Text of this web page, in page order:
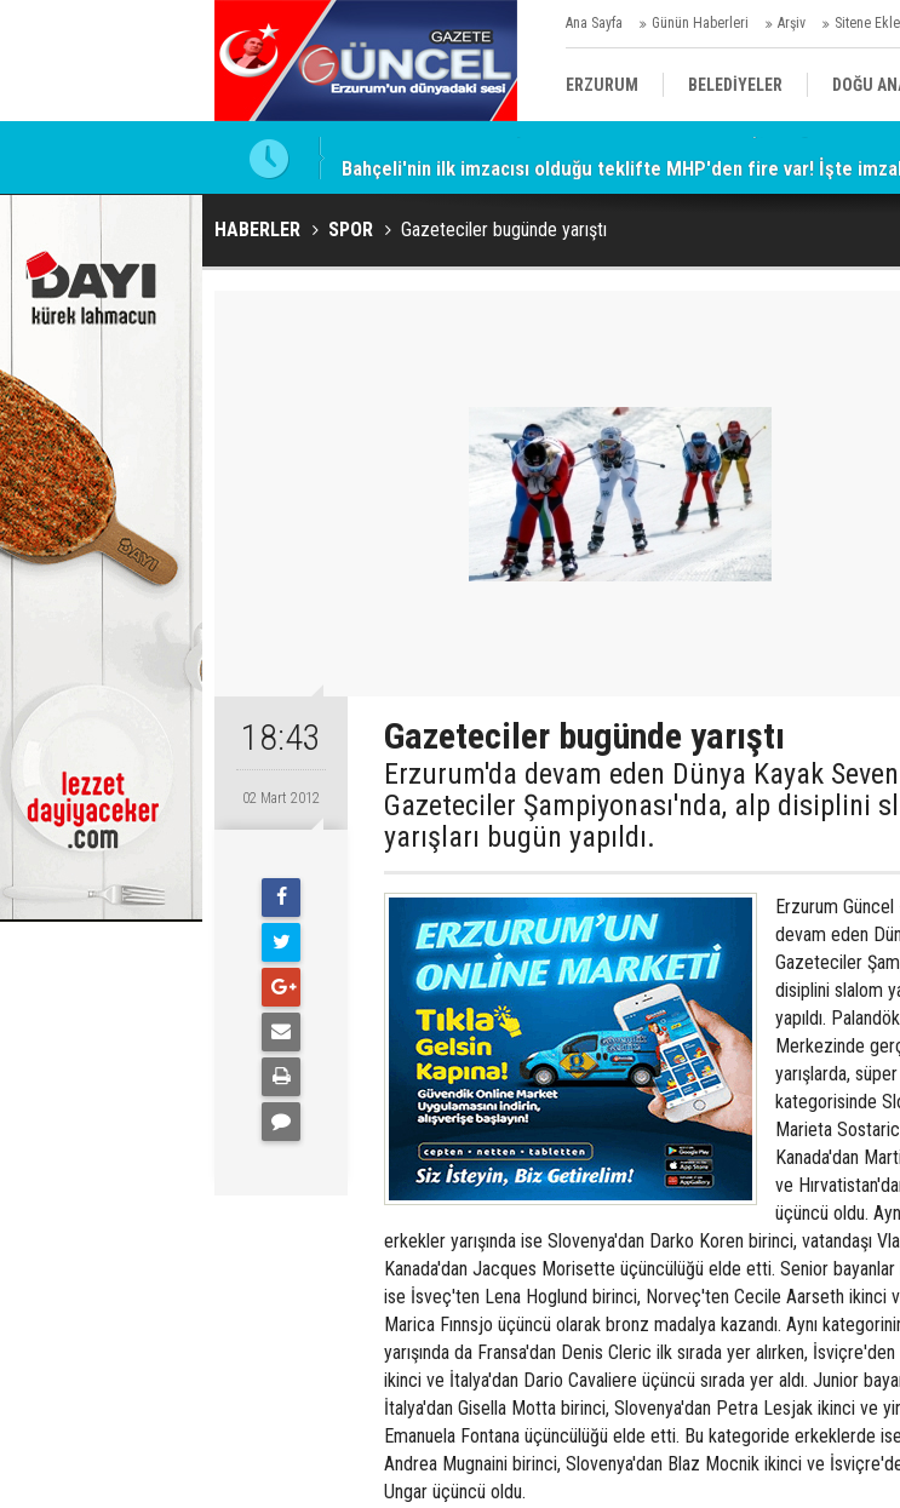
Ana Sayfa Günün Haberleri Arşiv Sitene Ekle
ERZURUM BELEDİYELER DOĞU
SİYASET AFAD/ SAVAŞ SPOR
KÜLTÜR/SANAT//MAĞAZİN
Bahçeli'nin ilk imzacısı olduğu teklifte MHP'den fire var! İşte
HABERLER SPOR Gazeteciler bugünde yarıştı
18:43
02 Mart 2012
Gazeteciler bugünde yarıştı
Erzurum'da devam eden Dünya Kayak Seven
Gazeteciler Şampiyonası'nda, alp disiplini
yarışları bugün yapıldı.
Erzurum
devam eden
Gazeteciler
disiplini slalom
yapıldı.
Merkezinde
yarışlarda,
kategorisinde
Marieta
Kanada'dan
ve
üçüncü oldu.
erkekler yarışında ise Slovenya'dan Darko Koren birinci, vatandaşı
Kanada'dan Jacques Morisette üçüncülüğü elde etti. Senior
ise İsveç'ten Lena Hoglund birinci, Norveç'ten Cecile Aarseth ikinci
Marica Fınnsjo üçüncü olarak bronz madalya kazandı. Aynı
yarışında da Fransa'dan Denis Cleric ilk sırada yer alırken,
ikinci ve İtalya'dan Dario Cavaliere üçüncü sırada yer aldı. Junior
İtalya'dan Gisella Motta birinci, Slovenya'dan Petra Lesjak ikinci ve
Emanuela Fontana üçüncülüğü elde etti. Bu kategoride erkeklerde
Andrea Mugnaini birinci, Slovenya'dan Blaz Mocnik ikinci ve
Ungar üçüncü oldu.